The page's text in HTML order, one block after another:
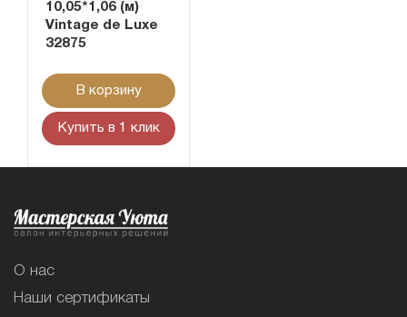
10,05*1,06 (м)
Vintage de Luxe
32875
В корзину
Купить в 1 клик
О нас
Наши сертификаты